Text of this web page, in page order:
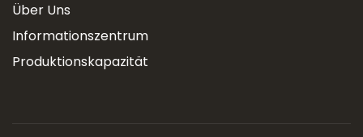
Über Uns
Informationszentrum
Produktionskapazität